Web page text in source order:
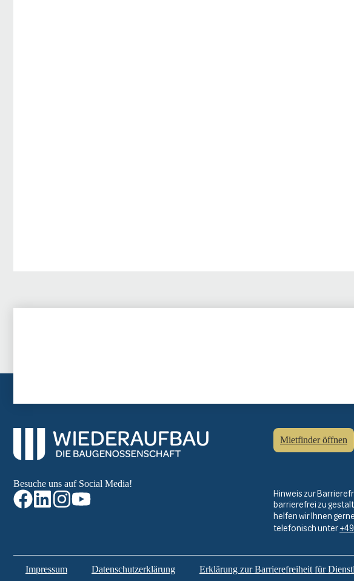
Mietfinder öffnen
Besuche uns auf Social Media!
Hinweis zur
barrierefrei zu
helfen wir Ihnen
telefonisch unter
Impressum Datenschutzerklärung Erklärung zur Barrierefreiheit für